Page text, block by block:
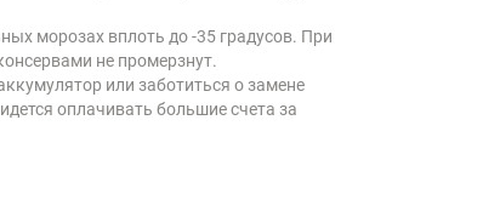
морозах вплоть до -35 градусов. При
не промерзнут.
или заботиться о замене
оплачивать большие счета за